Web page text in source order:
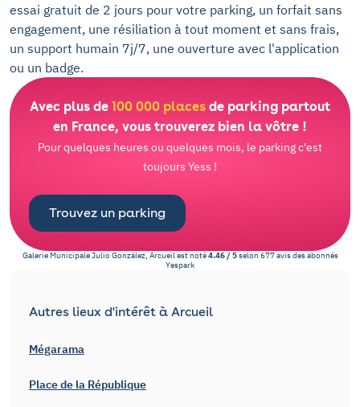
essai gratuit de 2 jours pour votre parking, un forfait sans
engagement, une résiliation à tout moment et sans frais,
un support humain 7j/7, une ouverture avec l'application
ou un badge.
Avec plus de 100 000 places de parking partout
en France, vous trouverez bien la vôtre !
Pour quelques heures ou quelques mois, le parking c'est
toujours Yess !
Trouvez un parking
Galerie Municipale Julio González, Arcueilest noté4.46/ 5selon 677avis des abonnés
Yespark
Autres lieux d'intérêt à Arcueil
Mégarama
Place de la République